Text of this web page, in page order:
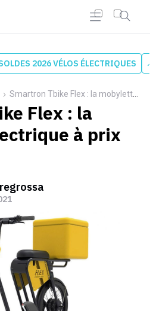
2026 VÉLOS ÉLECTRIQUES
Smartron Tbike Flex : la mobylette électrique à prix cassé
Flex : la
à prix